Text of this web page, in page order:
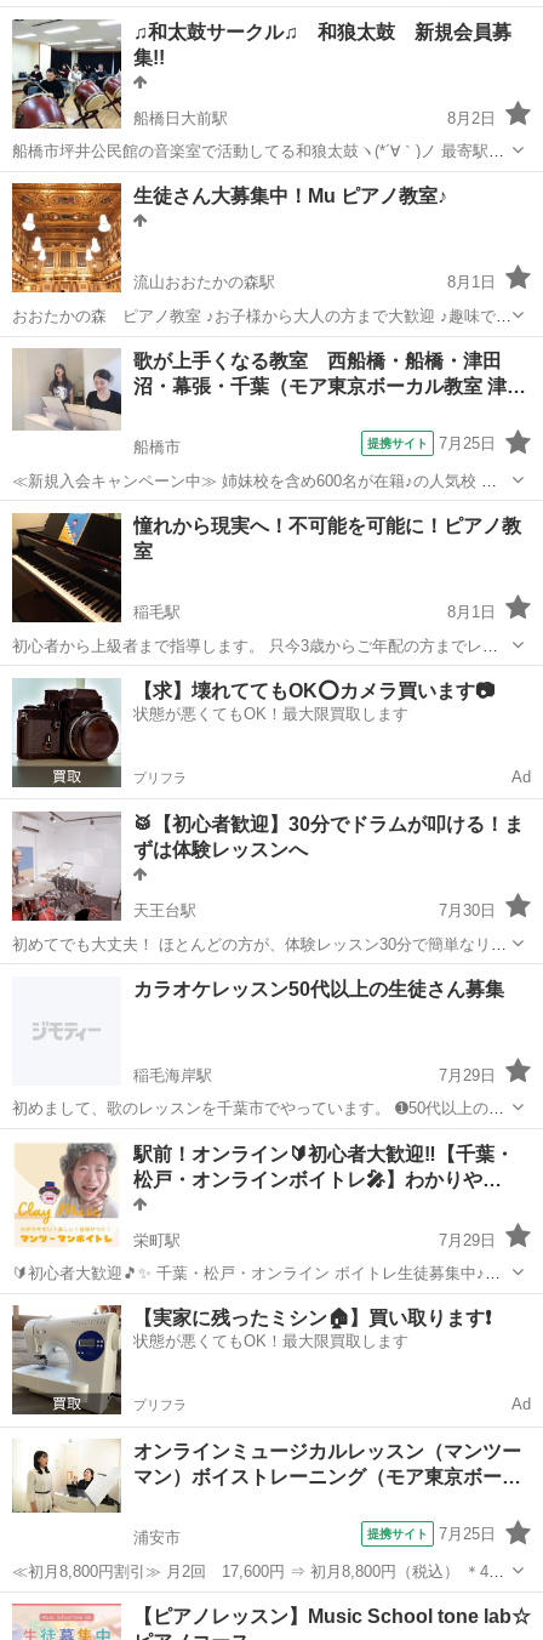
歓迎！ 最新の発声法で、あなたの声が劇的に変わります✨ ボイトレ初
挑戦の方も、経験者の再チャレンジも大歓迎！ ⸻ ✅ こんな悩み、
ありませんか？ •...
千葉 千葉市 稲毛駅 ボーカル
♫和太鼓サークル♫ 和狼太鼓 新規会員募
集!!
船橋日大前駅
8月2日
船橋市坪井公民館の音楽室で活動してる和狼太鼓ヽ(*´∀｀)ノ 最寄駅
は、高根木戸、薬円台、船橋日大前、北習志野、八千代(´・ω・｀) 近
くには、坪井小学校や坪井中学校、船橋アリーナなどがあります(^O^)
...
千葉 船橋市 船橋日大前駅 和太鼓 太鼓
生徒さん大募集中！Mu ピアノ教室♪
流山おおたかの森駅
8月1日
おおたかの森 ピアノ教室 ♪お子様から大人の方まで大歓迎 ♪趣味で習
いたい方、本格的に学びたい方、個々のニーズに合わせて教えます ♪
出張レッスン行っております (流山おおたかの森等) ♪無料体験...
千葉 流山市 流山おおたかの森駅 ピアノ プロフィール
歌が上手くなる教室 西船橋・船橋・津田
沼・幕張・千葉（モア東京ボーカル教室 津…
船橋市 提携サイト 7月25日
≪新規入会キャンペーン中≫ 姉妹校を含め600名が在籍♪の人気校 講
師が30名も所属♪ （いろんな講師から学べる！） たった30分の体験レ
ッスンで「歌のコツ」をお教えします♪ 今なら♪「体験レッスン 500
円！」 ＊3...
千葉 船橋市 ボーカル
憧れから現実へ！不可能を可能に！ピアノ教
室
稲毛駅
8月1日
初心者から上級者まで指導します。 只今3歳からご年配の方までレッ
スンしており、レッスンも講師宅、出張レッスン共に承っておりま
す。 教材は一人ひとりに合わせて選んでおります。 また、生徒さんが
目標にしている曲もアレンジを加...
千葉 千葉市 稲毛駅 ピアノ レッスン
【求】壊れててもOK⭕️カメラ買います📷
状態が悪くてもOK！最大限買取します
プリフラ Ad
🥁【初心者歓迎】30分でドラムが叩ける！ま
ずは体験レッスンへ
天王台駅
7月30日
初めてでも大丈夫！ ほとんどの方が、体験レッスン30分で簡単なリズ
ムを演奏できるようになります🔥 「ドラムを始めてみたい！」 「もっ
と上手くなりたい！」 そんな方を大歓迎しております！ はじめまし
ドラム フィルイン
カラオケレッスン50代以上の生徒さん募集
稲毛海岸駅
7月29日
初めまして、歌のレッスンを千葉市でやっています。 ➊50代以上の方
➋歌の友達作りたい方 ➌集まりが好きな方 ➍カラオケレッスンを受け
たい方 の上記全て当てはまる生徒さんを募集しています。 小学生以
上...
千葉 千葉市 稲毛海岸駅 ボーカル 50代
駅前！オンライン🔰初心者大歓迎‼️【千葉・
松戸・オンラインボイトレ🎤】わかりや…
栄町駅
7月29日
🔰初心者大歓迎🎵✨ 千葉・松戸・オンライン ボイトレ生徒募集中♪
「歌が苦手…」「もっと上手に歌いたい！」 そんな方のための、アッ
トホームな マンツーマンボイトレスクールです😊 現役ミュージシャン
が、 一人ひとりの目標や...
千葉市 栄町駅 ボーカル 音痴
【実家に残ったミシン🏠】買い取ります❗️
状態が悪くてもOK！最大限買取します
プリフラ Ad
オンラインミュージカルレッスン（マンツー
マン）ボイストレーニング（モア東京ボー…
浦安市 提携サイト 7月25日
≪初月8,800円割引≫ 月2回 17,600円 ⇒ 初月8,800円（税込） ＊45
分の講座 ＊予約制となります 2008年開校後、首都圏にて延べ5000人
以上が受講したミュージカル特化のボイストレーニングレッスンが、
千葉 浦安市 ボーカル
【ピアノレッスン】Music School tone lab☆